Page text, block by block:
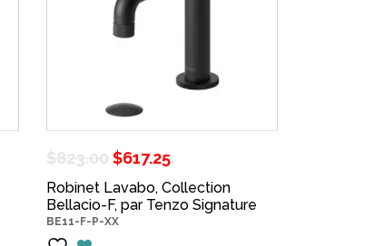
$823.00 Le
prix
initial
était :
$617.25
prix
actuel
Robinet Lavabo, Collection
Bellacio-F, par Tenzo Signature
BE11-F-P-XX